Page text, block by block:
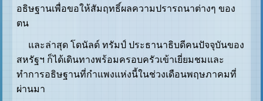
อธิษฐานเพื่อขอให้สัมฤทธิ์ผลความปรารถนาต่างๆ ของ
ตน
และล่าสุด โดนัลด์ ทรัมป์ ประธานาธิบดีคนปัจจุบันของ
สหรัฐฯ ก็ได้เดินทางพร้อมครอบครัวเข้าเยี่ยมชมและ
ทำการอธิษฐานที่กำแพงแห่งนี้ในช่วงเดือนพฤษภาคมที่
ผ่านมา